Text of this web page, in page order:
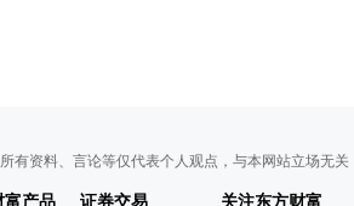
有资料、言论等仅代表个人观点，与本网站立场无
富产品 证券交易 关注东方财富